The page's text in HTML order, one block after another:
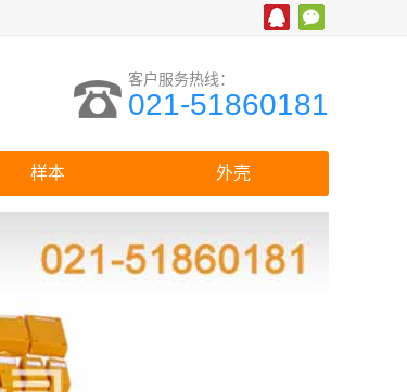
客户服务热线：
021-51860181
样本 外壳